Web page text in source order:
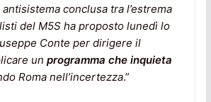
antisistema conclusa tra l’estrema
del M5S ha proposto lunedì lo
Conte per dirigere il
un programma che inquieta
Roma nell’incertezza.”